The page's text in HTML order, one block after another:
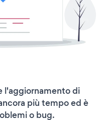
l'aggiornamento di
più tempo ed è
o bug.